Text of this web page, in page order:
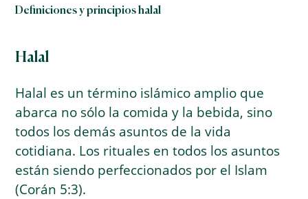
Definiciones y principios halal
Halal
Halal es un término islámico amplio que
abarca no sólo la comida y la bebida, sino
todos los demás asuntos de la vida
cotidiana. Los rituales en todos los asuntos
están siendo perfeccionados por el Islam
(Corán 5:3).